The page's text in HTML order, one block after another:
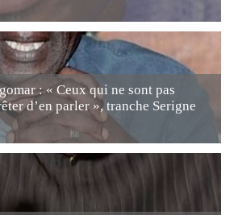
: « Ceux qui ne sont pas
d’en parler », tranche Serigne